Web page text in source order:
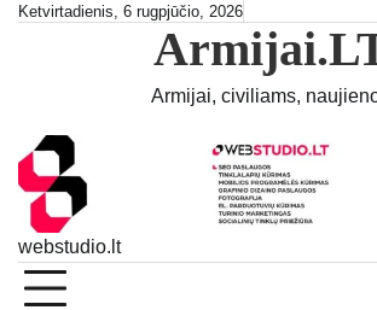
SkipKetvirtadienis, 6 rugpjūčio, 2026
Armijai, civiliams,
webstudio.lt